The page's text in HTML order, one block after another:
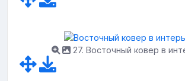
27. Восточный ковер в